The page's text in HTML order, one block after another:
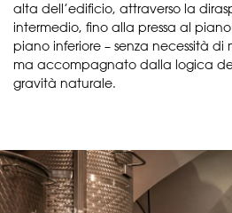
alta dell’edificio, attraverso la
intermedio, fino alla pressa al
piano inferiore – senza necessità di
ma accompagnato dalla logica
gravità naturale.